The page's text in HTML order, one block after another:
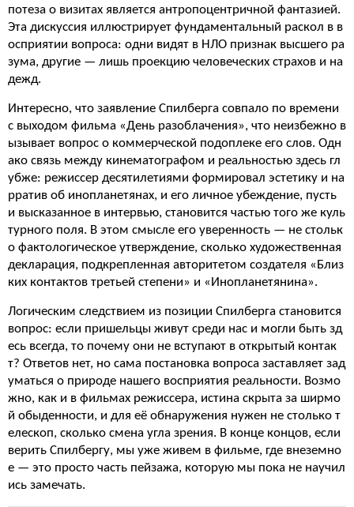
потеза о визитах является антропоцентричной фантазией.
Эта дискуссия иллюстрирует фундаментальный раскол в в
осприятии вопроса: одни видят в НЛО признак высшего ра
зума, другие — лишь проекцию человеческих страхов и на
дежд.
Интересно, что заявление Спилберга совпало по времени
с выходом фильма «День разоблачения», что неизбежно в
ызывает вопрос о коммерческой подоплеке его слов. Одн
ако связь между кинематографом и реальностью здесь гл
убже: режиссер десятилетиями формировал эстетику и на
рратив об инопланетянах, и его личное убеждение, пусть
и высказанное в интервью, становится частью того же куль
турного поля. В этом смысле его уверенность — не стольк
о фактологическое утверждение, сколько художественная
декларация, подкрепленная авторитетом создателя «Близ
ких контактов третьей степени» и «Инопланетянина».
Логическим следствием из позиции Спилберга становится
вопрос: если пришельцы живут среди нас и могли быть зд
есь всегда, то почему они не вступают в открытый контак
т? Ответов нет, но сама постановка вопроса заставляет зад
уматься о природе нашего восприятия реальности. Возмо
жно, как и в фильмах режиссера, истина скрыта за ширмо
й обыденности, и для её обнаружения нужен не столько т
елескоп, сколько смена угла зрения. В конце концов, если
верить Спилбергу, мы уже живем в фильме, где внеземно
е — это просто часть пейзажа, которую мы пока не научил
ись замечать.